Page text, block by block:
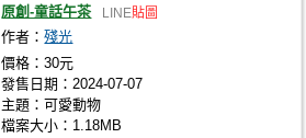
原創-童話午茶 LINE貼圖
作者：殘光
價格：30元
發售日期：2024-07-07
主題：可愛動物
檔案大小：1.18MB